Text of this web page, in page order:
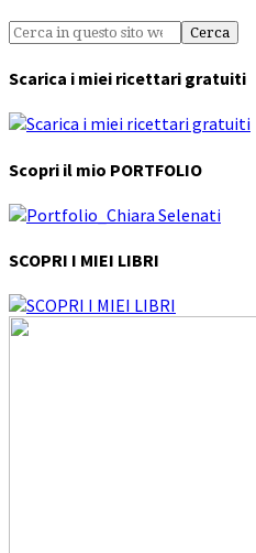
Scarica i miei ricettari gratuiti
Scopri il mio PORTFOLIO
SCOPRI I MIEI LIBRI